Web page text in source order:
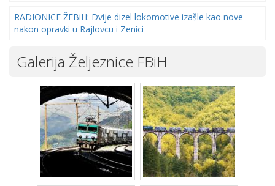
RADIONICE ŽFBiH: Dvije dizel lokomotive izašle kao nove
nakon opravki u Rajlovcu i Zenici
Galerija Željeznice FBiH